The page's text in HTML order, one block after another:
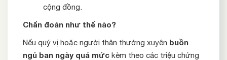
cộng đồng.
Chẩn đoán như thế nào?
Nếu quý vị hoặc người thân thường xuyên buồn
ngủ ban ngày quá mức kèm theo các triệu chứng